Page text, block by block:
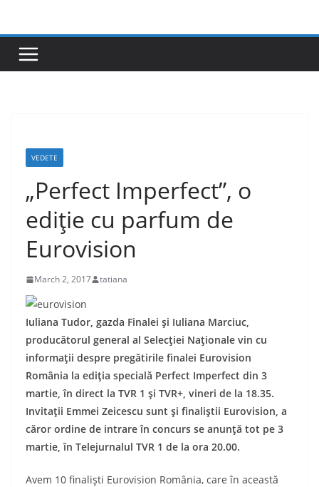
content
VEDETE
„Perfect Imperfect”, o
ediţie cu parfum de
Eurovision
March 2, 2017 tatiana
Iuliana Tudor, gazda Finalei şi Iuliana Marciuc,
producătorul general al Selecţiei Naţionale vin cu
informaţii despre pregătirile finalei Eurovision
România la ediţia specială Perfect Imperfect din 3
martie, în direct la TVR 1 şi TVR+, vineri de la 18.35.
Invitaţii Emmei Zeicescu sunt şi finaliştii Eurovision, a
căror ordine de intrare în concurs se anunţă tot pe 3
martie, în Telejurnalul TVR 1 de la ora 20.00.
Avem 10 finalişti Eurovision România, care în această